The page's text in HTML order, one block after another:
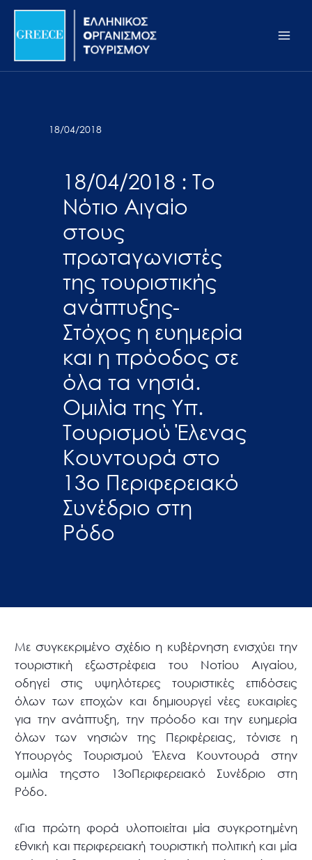
Σημείωση:
ιστότοπος
προσβασιμότητας.
Μετάβαση
περιεχόμενο
18/04/2018
18/04/2018 : Το
Νότιο Αιγαίο
στους
πρωταγωνιστές
της τουριστικής
ανάπτυξης-
Στόχος η ευημερία
και η πρόοδος σε
όλα τα νησιά.
Ομιλία της Υπ.
Τουρισμού Έλενας
Κουντουρά στο
13ο Περιφερειακό
Συνέδριο στη
Ρόδο
Με συγκεκριμένο σχέδιο η κυβέρνηση ενισχύει την
τουριστική εξωστρέφεια του Νοτίου Αιγαίου,
οδηγεί στις υψηλότερες τουριστικές επιδόσεις
όλων των εποχών και δημιουργεί νέες ευκαιρίες
για την ανάπτυξη, την πρόοδο και την ευημερία
όλων των νησιών της Περιφέρειας, τόνισε η
Υπουργός Τουρισμού Έλενα Κουντουρά στην
ομιλία τηςστο 13οΠεριφερειακό Συνέδριο στη
Ρόδο.
«Για πρώτη φορά υλοποιείται μία συγκροτημένη
εθνική και περιφερειακή τουριστική πολιτική και μία